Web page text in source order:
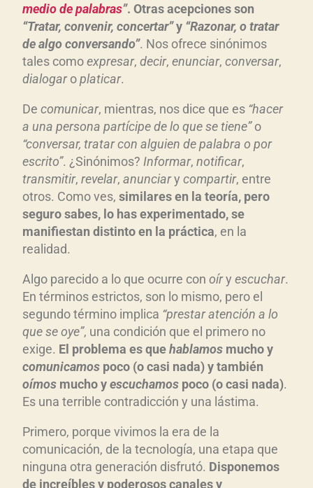
medio de palabras”. Otras acepciones son
“Tratar, convenir, concertar”y “Razonar, o tratar
de algo conversando”. Nos ofrece sinónimos
tales comoexpresar, decir, enunciar, conversar,
dialogaroplaticar.
De comunicar, mientras, nos dice que es “hacer
a una persona partícipe de lo que se tiene”o
“conversar, tratar con alguien de palabra o por
escrito”. ¿Sinónimos? Informar, notificar,
transmitir, revelar, anunciary compartir, entre
otros. Como ves, similares en la teoría, pero
seguro sabes, lo has experimentado, se
manifiestan distinto en la práctica, en la
realidad.
Algo parecido a lo que ocurre con oíry escuchar.
En términos estrictos, son lo mismo, pero el
segundo término implica “prestar atención a lo
que se oye”, una condición que el primero no
exige. El problema es quehablamos mucho y
comunicamos poco (o casi nada) y también
oímos mucho yescuchamos poco (o casi nada).
Es una terrible contradicción y una lástima.
Primero, porque vivimos la era de la
comunicación, de la tecnología, una etapa que
ninguna otra generación disfrutó. Disponemos
de increíbles y poderosos canales y